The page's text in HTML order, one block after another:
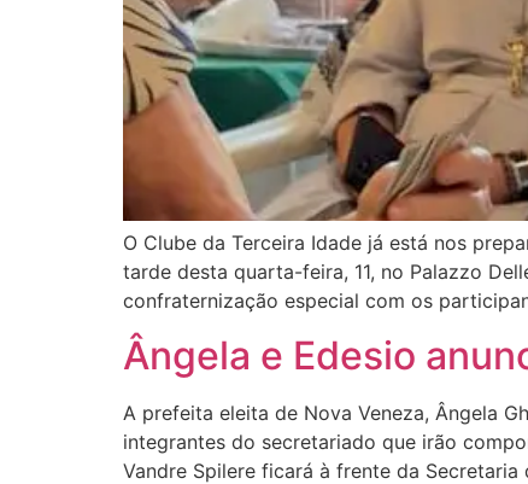
O Clube da Terceira Idade já está nos
tarde desta quarta-feira, 11, no Palazzo
confraternização especial com os
Ângela e Edesio
A prefeita eleita de Nova Veneza, Ângela
integrantes do secretariado que irão
Vandre Spilere ficará à frente da